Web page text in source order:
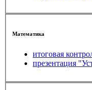
Математика
итоговая
презентация